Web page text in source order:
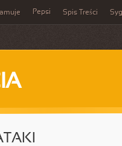
Pepsi Spis Treści